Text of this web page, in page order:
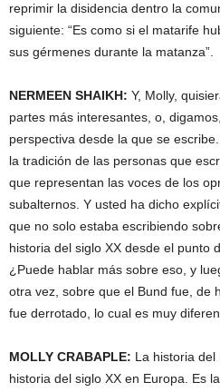
reprimir la disidencia dentro la
siguiente: “Es como si el matarife
sus gérmenes durante la matanza”.
NERMEEN SHAIKH: Y, Molly,
partes más interesantes, o,
perspectiva desde la que se
la tradición de las personas que
que representan las voces de los
subalternos. Y usted ha dicho
que no solo estaba escribiendo
historia del siglo XX desde el punto
¿Puede hablar más sobre eso, y
otra vez, sobre que el Bund fue, de
fue derrotado, lo cual es muy
MOLLY CRABAPLE: La historia
historia del siglo XX en Europa. Es